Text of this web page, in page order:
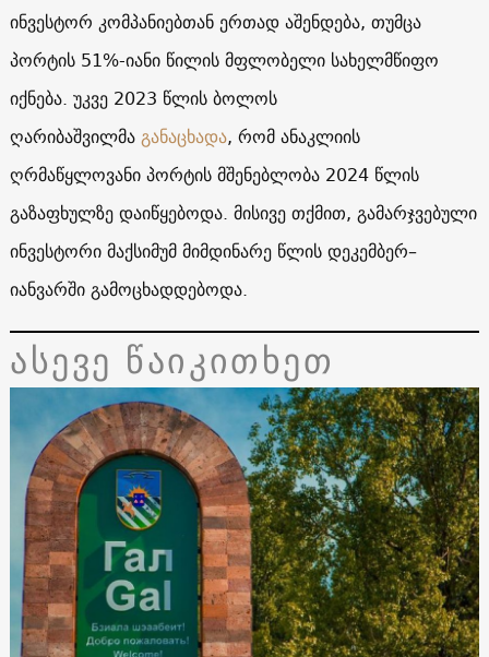
ინვესტორ კომპანიებთან ერთად აშენდება, თუმცა
პორტის 51%-იანი წილის მფლობელი სახელმწიფო
იქნება. უკვე 2023 წლის ბოლოს
ღარიბაშვილმაგანაცხადა, რომ ანაკლიის
ღრმაწყლოვანი პორტის მშენებლობა 2024 წლის
გაზაფხულზე დაიწყებოდა. მისივე თქმით, გამარჯვებული
ინვესტორი მაქსიმუმ მიმდინარე წლის დეკემბერ–
იანვარში გამოცხადდებოდა.
ასევე წაიკითხეთ